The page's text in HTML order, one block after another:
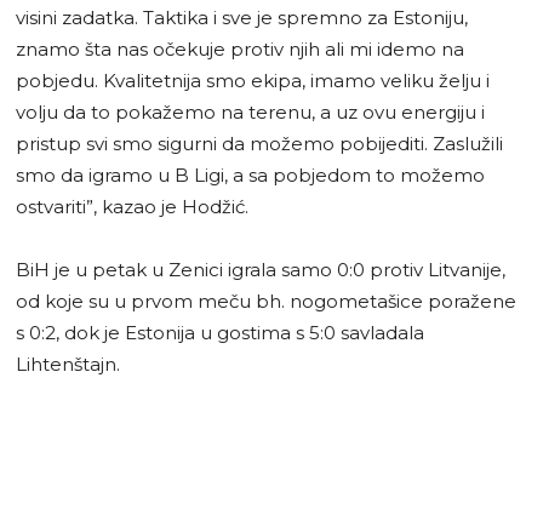
visini zadatka. Taktika i sve je spremno za Estoniju,
znamo šta nas očekuje protiv njih ali mi idemo na
pobjedu. Kvalitetnija smo ekipa, imamo veliku želju i
volju da to pokažemo na terenu, a uz ovu energiju i
pristup svi smo sigurni da možemo pobijediti. Zaslužili
smo da igramo u B Ligi, a sa pobjedom to možemo
ostvariti”, kazao je Hodžić.
BiH je u petak u Zenici igrala samo 0:0 protiv Litvanije,
od koje su u prvom meču bh. nogometašice poražene
s 0:2, dok je Estonija u gostima s 5:0 savladala
Lihtenštajn.